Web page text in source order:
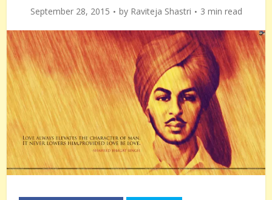
September 28, 2015 by Raviteja Shastri 3 min read